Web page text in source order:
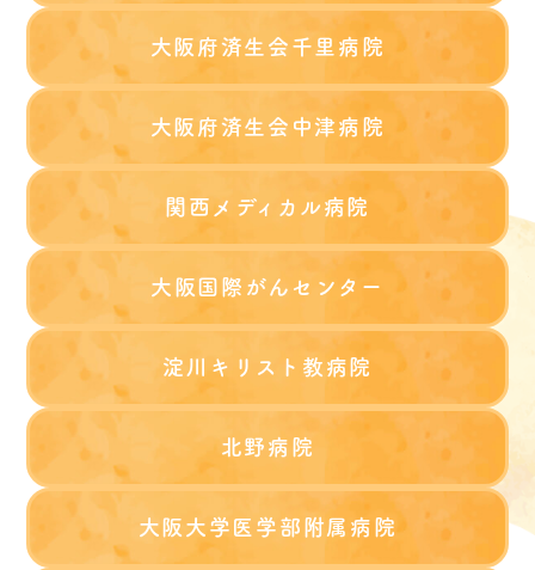
大阪府済生会千里病院
大阪府済生会中津病院
関西メディカル病院
大阪国際がんセンター
淀川キリスト教病院
北野病院
大阪大学医学部附属病院